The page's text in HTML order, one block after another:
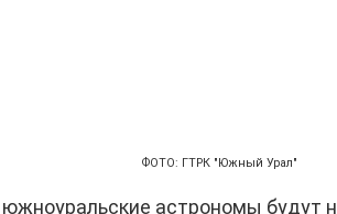
ФОТО: ГТРК "Южный Урал"
астрономы будут